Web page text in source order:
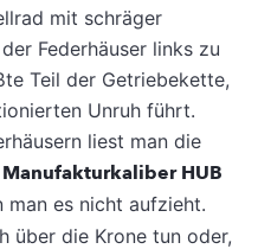
mit schräger
Federhäuser links zu
Teil der Getriebekette,
Unruh führt.
liest man die
Manufakturkaliber HUB
es nicht aufzieht.
über die Krone tun oder,